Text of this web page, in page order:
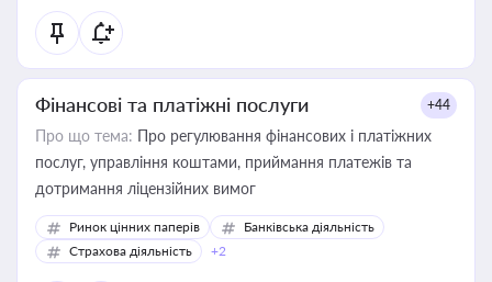
Фінансові та платіжні послуги +44
Про що тема: Про регулювання фінансових і платіжних
послуг, управління коштами, приймання платежів та
дотримання ліцензійних вимог
Ринок цінних паперів
Банківська діяльність
Страхова діяльність
+2